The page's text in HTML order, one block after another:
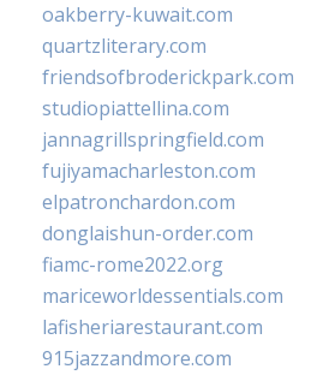
oakberry-kuwait.com
quartzliterary.com
friendsofbroderickpark.com
studiopiattellina.com
jannagrillspringfield.com
fujiyamacharleston.com
elpatronchardon.com
donglaishun-order.com
fiamc-rome2022.org
mariceworldessentials.com
lafisheriarestaurant.com
915jazzandmore.com